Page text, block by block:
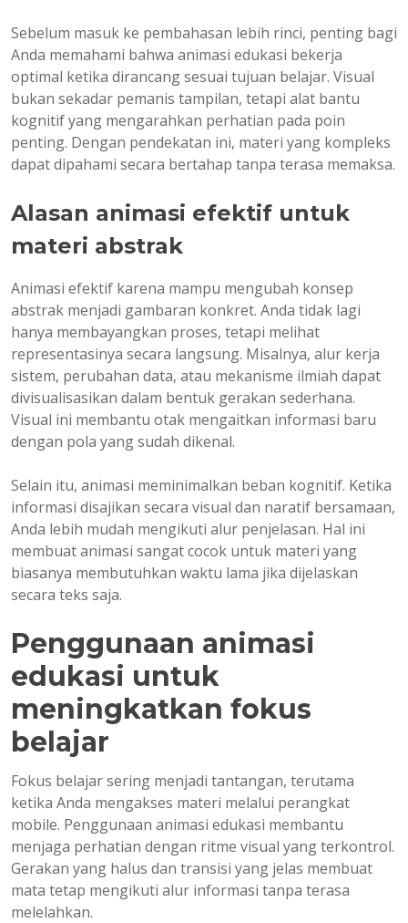
Sebelum masuk ke pembahasan lebih rinci, penting bagi
Anda memahami bahwa animasi edukasi bekerja
optimal ketika dirancang sesuai tujuan belajar. Visual
bukan sekadar pemanis tampilan, tetapi alat bantu
kognitif yang mengarahkan perhatian pada poin
penting. Dengan pendekatan ini, materi yang kompleks
dapat dipahami secara bertahap tanpa terasa memaksa.
Alasan animasi efektif untuk
materi abstrak
Animasi efektif karena mampu mengubah konsep
abstrak menjadi gambaran konkret. Anda tidak lagi
hanya membayangkan proses, tetapi melihat
representasinya secara langsung. Misalnya, alur kerja
sistem, perubahan data, atau mekanisme ilmiah dapat
divisualisasikan dalam bentuk gerakan sederhana.
Visual ini membantu otak mengaitkan informasi baru
dengan pola yang sudah dikenal.
Selain itu, animasi meminimalkan beban kognitif. Ketika
informasi disajikan secara visual dan naratif bersamaan,
Anda lebih mudah mengikuti alur penjelasan. Hal ini
membuat animasi sangat cocok untuk materi yang
biasanya membutuhkan waktu lama jika dijelaskan
secara teks saja.
Penggunaan animasi
edukasi untuk
meningkatkan fokus
belajar
Fokus belajar sering menjadi tantangan, terutama
ketika Anda mengakses materi melalui perangkat
mobile. Penggunaan animasi edukasi membantu
menjaga perhatian dengan ritme visual yang terkontrol.
Gerakan yang halus dan transisi yang jelas membuat
mata tetap mengikuti alur informasi tanpa terasa
melelahkan.